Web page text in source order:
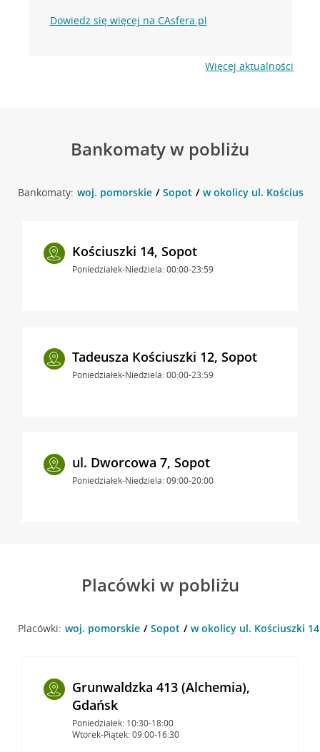
Dowiedz się więcej na CAsfera.pl
Więcej aktualności
Bankomaty w pobliżu
Bankomaty: woj. pomorskie Sopot w okolicy ul. Kościuszki
Kościuszki 14, Sopot
Poniedziałek-Niedziela: 00:00-23:59
Tadeusza Kościuszki 12, Sopot
Poniedziałek-Niedziela: 00:00-23:59
ul. Dworcowa 7, Sopot
Poniedziałek-Niedziela: 09:00-20:00
Placówki w pobliżu
Placówki: woj. pomorskie Sopot w okolicy ul. Kościuszki
Grunwaldzka 413 (Alchemia),
Gdańsk
Poniedziałek: 10:30-18:00
Wtorek-Piątek: 09:00-16:30